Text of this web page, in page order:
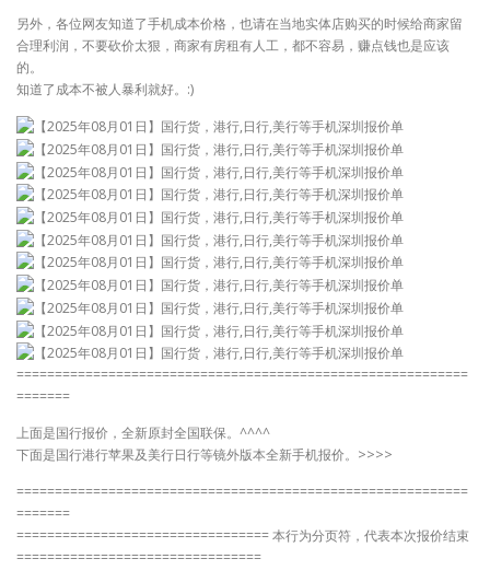
另外，各位网友知道了手机成本价格，也请在当地实体店购买的时候给商家留
合理利润，不要砍价太狠，商家有房租有人工，都不容易，赚点钱也是应该
的。
知道了成本不被人暴利就好。:)
===========================================================
=======
上面是国行报价，全新原封全国联保。^^^^
下面是国行港行苹果及美行日行等镜外版本全新手机报价。>>>>
===========================================================
=======
================================= 本行为分页符，代表本次报价结束
================================